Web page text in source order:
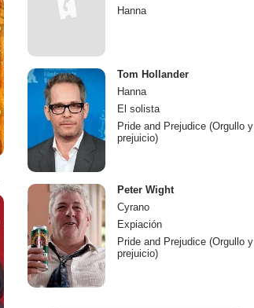
Hanna
Tom Hollander
Hanna
El solista
Pride and Prejudice (Orgullo y
prejuicio)
Peter Wight
Cyrano
Expiación
Pride and Prejudice (Orgullo y
prejuicio)